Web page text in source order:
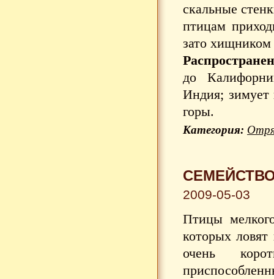
скальные
птицам
зато хищником
до
Индия;
горы.
Категория:
СЕМЕЙСТВО
2009-05-03
Птицы
которых
очень